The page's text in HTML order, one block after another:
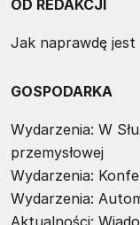
OD REDAKCJI
Jak naprawdę
GOSPODARKA
Wydarzenia: W
przemysłowej
Wydarzenia:
Wydarzenia: